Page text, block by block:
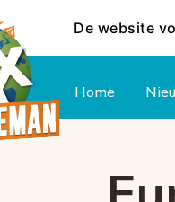
De website
Home